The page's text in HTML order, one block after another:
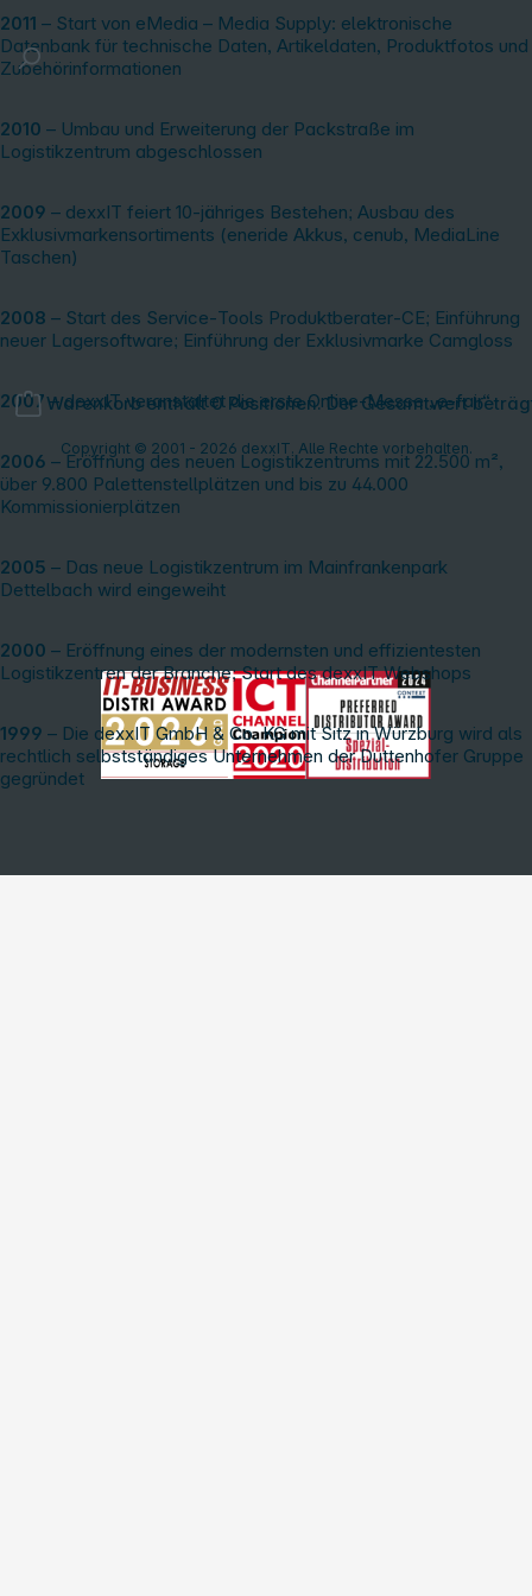
Warenkorb enthält 0 Positionen. Der Gesamtwert
2011 – Start von eMedia – Media Supply: elektronische
Datenbank für technische Daten, Artikeldaten, Produktfotos und
Zubehörinformationen
2010 – Umbau und Erweiterung der Packstraße im
Logistikzentrum abgeschlossen
2009 – dexxIT feiert 10‑jähriges Bestehen; Ausbau des
Exklusivmarkensortiments (eneride Akkus, cenub, MediaLine
Taschen)
2008 – Start des Service‑Tools Produktberater‑CE; Einführung
neuer Lagersoftware; Einführung der Exklusivmarke Camgloss
2007– dexxIT veranstaltet die erste Online‑Messe „e‑fair“
2006 – Eröffnung des neuen Logistikzentrums mit 22.500 m²,
über 9.800 Palettenstellplätzen und bis zu 44.000
Kommissionierplätzen
2005 – Das neue Logistikzentrum im Mainfrankenpark
Dettelbach wird eingeweiht
2000 – Eröffnung eines der modernsten und effizientesten
Logistikzentren der Branche; Start des dexxIT Webshops
1999 – Die dexxIT GmbH & Co. KG mit Sitz in Würzburg wird als
rechtlich selbstständiges Unternehmen der Duttenhofer Gruppe
gegründet
Copyright © 2001 - 2026 dexxIT. Alle Rechte vorbehalten.